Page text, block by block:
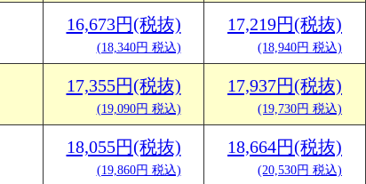
16,673円(税抜)
(18,340円 税込)
17,219円(税抜)
(18,940円 税込)
17,355円(税抜)
(19,090円 税込)
17,937円(税抜)
(19,730円 税込)
18,055円(税抜)
(19,860円 税込)
18,664円(税抜)
(20,530円 税込)